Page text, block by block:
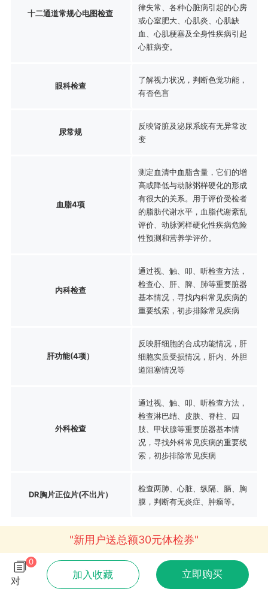
十二通道常规心电图检查
律失常、各种心脏病引起的心房
或心室肥大、心肌炎、心肌缺
血、心肌梗塞及全身性疾病引起
心脏病变。
眼科检查
了解视力状况，判断色觉功能，
有否色盲
尿常规
反映肾脏及泌尿系统有无异常改
变
血脂4项
测定血清中血脂含量，它们的增
高或降低与动脉粥样硬化的形成
有很大的关系。用于评价受检者
的脂肪代谢水平，血脂代谢紊乱
评价、动脉粥样硬化性疾病危险
性预测和营养学评价。
内科检查
通过视、触、叩、听检查方法，
检查心、肝、脾、肺等重要脏器
基本情况，寻找内科常见疾病的
重要线索，初步排除常见疾病
肝功能(4项）
反映肝细胞的合成功能情况，肝
细胞实质受损情况，肝内、外胆
道阻塞情况等
外科检查
通过视、触、叩、听检查方法，
检查淋巴结、皮肤、脊柱、四
肢、甲状腺等重要脏器基本情
况，寻找外科常见疾病的重要线
索，初步排除常见疾病
DR胸片正位片(不出片）
检查两肺、心脏、纵隔、膈、胸
膜，判断有无炎症、肿瘤等。
"新用户送总额30元体检券"
0
对
加入收藏 立即购买